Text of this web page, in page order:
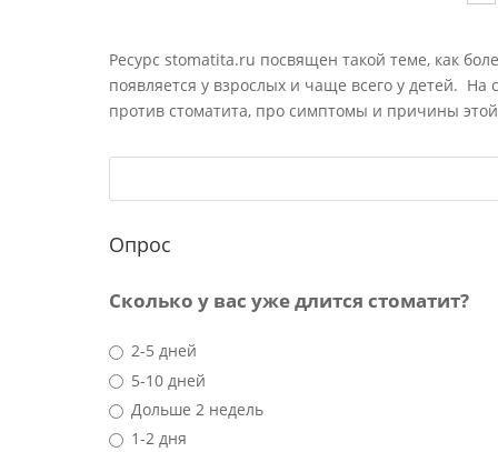
Ресурс stomatita.ru посвящен такой теме, как
появляется у взрослых и чаще всего у детей.
против стоматита, про симптомы и причины
Опрос
Сколько у вас уже длится стоматит?
2-5 дней
5-10 дней
Дольше 2 недель
1-2 дня